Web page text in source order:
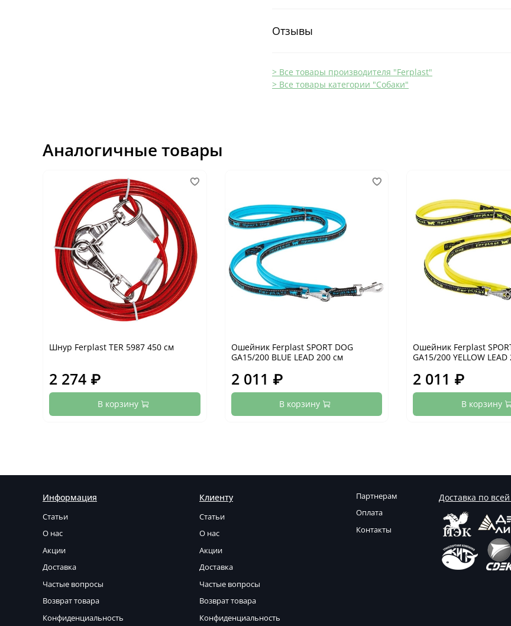
Отзывы
> Все товары производителя "Ferplast"
> Все товары категории "Собаки"
Аналогичные товары
Шнур Ferplast TER 5987 450 см
2 274 ₽
В корзину
Ошейник Ferplast SPORT DOG
GA15/200 BLUE LEAD 200 см
2 011 ₽
В корзину
Ошейник Ferplast
GA15/200 YELLOW
2 011 ₽
В корзину
Информация
Статьи
О нас
Акции
Доставка
Частые вопросы
Возврат товара
Конфиденциальность
Клиенту
Статьи
О нас
Акции
Доставка
Частые вопросы
Возврат товара
Конфиденциальность
Партнерам
Оплата
Контакты
Доставка по